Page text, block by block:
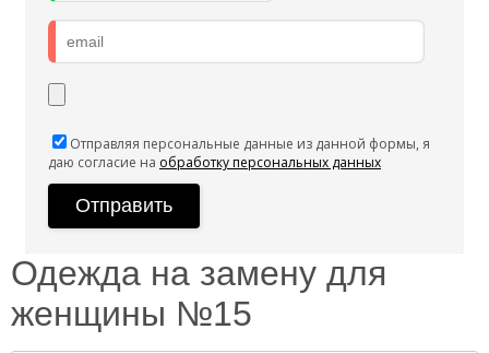
Отправляя персональные данные из данной формы, я
даю согласие на обработку персональных данных
Одежда на замену для
женщины №15